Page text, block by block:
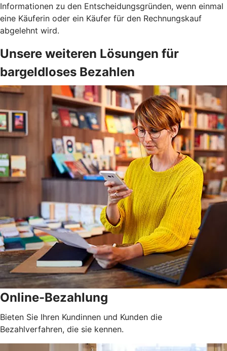
Informationen zu den Entscheidungsgründen, wenn einmal
eine Käuferin oder ein Käufer für den Rechnungskauf
abgelehnt wird.
Unsere weiteren Lösungen für
bargeldloses Bezahlen
Online-Bezahlung
Bieten Sie Ihren Kundinnen und Kunden die
Bezahlverfahren, die sie kennen.